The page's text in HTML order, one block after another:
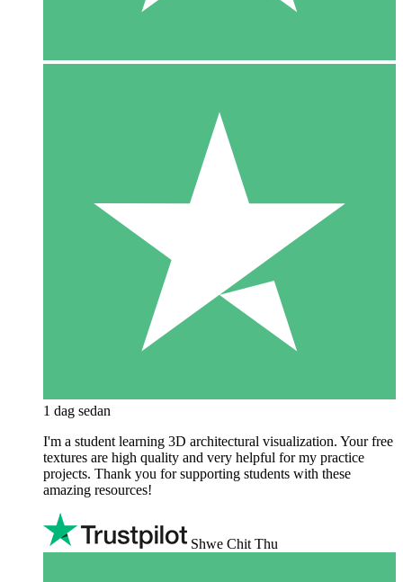
1 dag sedan
I'm a student learning 3D architectural visualization. Your free
textures are high quality and very helpful for my practice
projects. Thank you for supporting students with these
amazing resources!
Shwe Chit Thu